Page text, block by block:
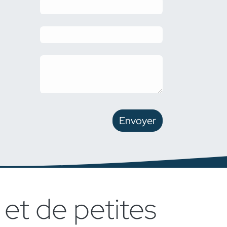
Envoyer
de petites